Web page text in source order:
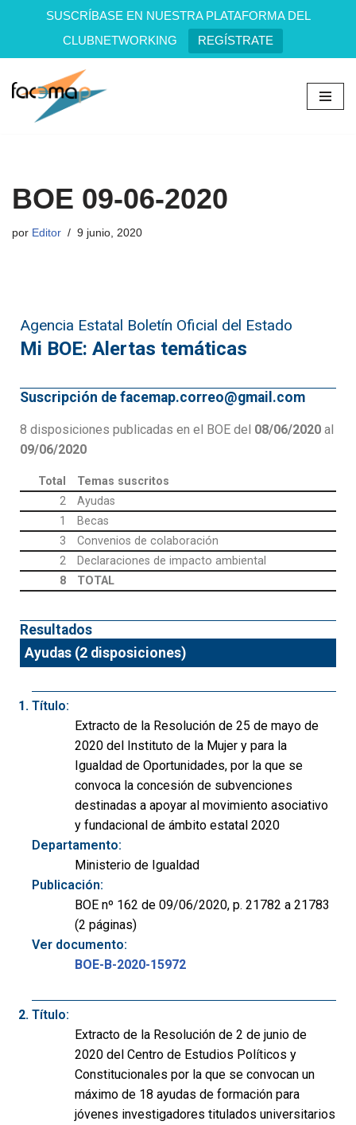
SUSCRÍBASE EN NUESTRA PLATAFORMA DEL
CLUBNETWORKING
REGÍSTRATE
Saltar
BOE 09-06-2020
por Editor 9 junio, 2020
Agencia Estatal Boletín Oficial del Estado
Mi BOE: Alertas temáticas
Suscripción de facemap.correo@gmail.com
8 disposiciones publicadas en el BOE del 08/06/2020 al
09/06/2020
Total
Temas suscritos
2
Ayudas
1
Becas
3
Convenios de colaboración
2
Declaraciones de impacto ambiental
8
TOTAL
Resultados
Ayudas (2 disposiciones)
Título:
Extracto de la Resolución de 25 de mayo de
2020 del Instituto de la Mujer y para la
Igualdad de Oportunidades, por la que se
convoca la concesión de subvenciones
destinadas a apoyar al movimiento asociativo
y fundacional de ámbito estatal 2020
Departamento:
Ministerio de Igualdad
Publicación:
BOE nº 162 de 09/06/2020, p. 21782 a 21783
(2 páginas)
Ver documento:
BOE-B-2020-15972
Título:
Extracto de la Resolución de 2 de junio de
2020 del Centro de Estudios Políticos y
Constitucionales por la que se convocan un
máximo de 18 ayudas de formación para
jóvenes investigadores titulados universitarios